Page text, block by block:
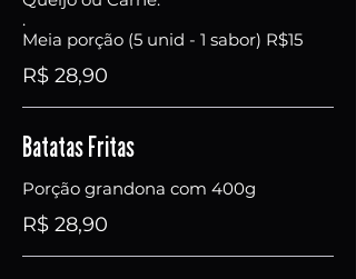
.
Meia porção (5 unid - 1 sabor) R$15
R$ 28,90
Batatas Fritas
Porção grandona com 400g
R$ 28,90